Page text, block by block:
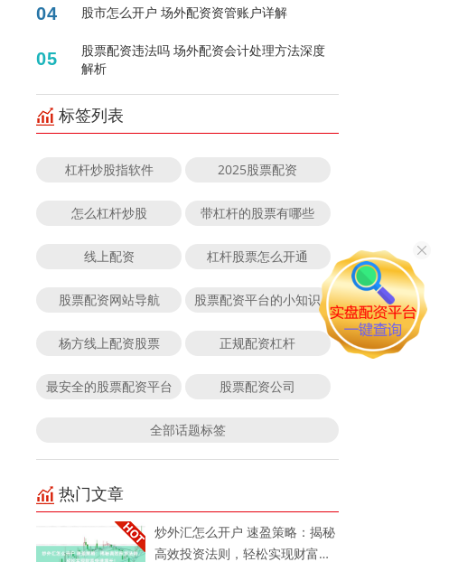
04 股市怎么开户 场外配资资管账户详解
05
股票配资违法吗 场外配资会计处理方法深度
解析
标签列表
杠杆炒股指软件 2025股票配资
怎么杠杆炒股 带杠杆的股票有哪些
线上配资 杠杆股票怎么开通
股票配资网站导航 股票配资平台的小知识
杨方线上配资股票 正规配资杠杆
最安全的股票配资平台 股票配资公司
全部话题标签
热门文章
炒外汇怎么开户 速盈策略：揭秘
高效投资法则，轻松实现财富快